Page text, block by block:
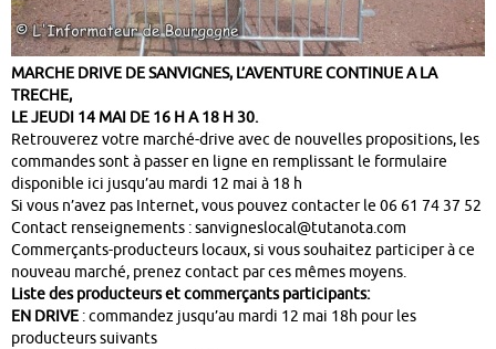
MARCHE DRIVE DE SANVIGNES, L’AVENTURE CONTINUE A LA
TRECHE,
LE JEUDI 14 MAI DE 16 H A 18 H 30.
Retrouverez votre marché-drive avec de nouvelles propositions, les
commandes sont à passer en ligne en remplissant le formulaire
disponible ici jusqu’au mardi 12 mai à 18 h
Si vous n’avez pas Internet, vous pouvez contacter le 06 61 74 37 52
Contact renseignements : sanvigneslocal@tutanota.com
Commerçants-producteurs locaux, si vous souhaitez participer à ce
nouveau marché, prenez contact par ces mêmes moyens.
Liste des producteurs et commerçants participants:
EN DRIVE : commandez jusqu’au mardi 12 mai 18h pour les
producteurs suivants